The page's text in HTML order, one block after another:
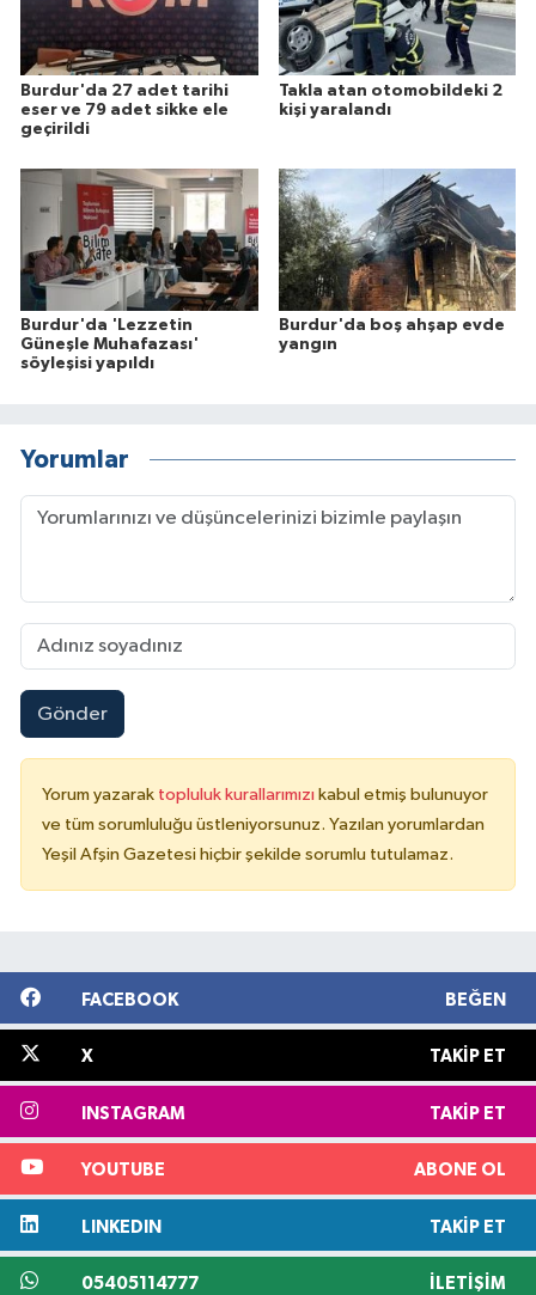
Burdur'da 27 adet tarihi
eser ve 79 adet sikke ele
geçirildi
Takla atan otomobildeki 2
kişi yaralandı
Burdur'da 'Lezzetin
Güneşle Muhafazası'
söyleşisi yapıldı
Burdur'da boş ahşap evde
yangın
Yorumlar
Gönder
Yorum yazarak topluluk kurallarımızı kabul etmiş bulunuyor
ve tüm sorumluluğu üstleniyorsunuz. Yazılan yorumlardan
Yeşil Afşin Gazetesi hiçbir şekilde sorumlu tutulamaz.
FACEBOOK BEĞEN
X TAKIP ET
INSTAGRAM TAKIP ET
YOUTUBE ABONE OL
LINKEDIN TAKIP ET
05405114777 İLETIŞIM